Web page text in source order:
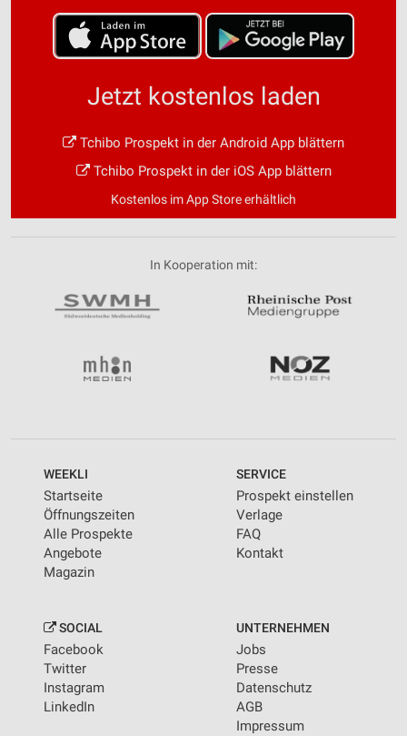
Jetzt kostenlos laden
Tchibo Prospekt in der Android App blättern
Tchibo Prospekt in der iOS App blättern
Kostenlos im App Store erhältlich
In Kooperation mit:
WEEKLI
Startseite
Öffnungszeiten
Alle Prospekte
Angebote
Magazin
SERVICE
Prospekt einstellen
Verlage
FAQ
Kontakt
SOCIAL
Facebook
Twitter
Instagram
LinkedIn
UNTERNEHMEN
Jobs
Presse
Datenschutz
AGB
Impressum